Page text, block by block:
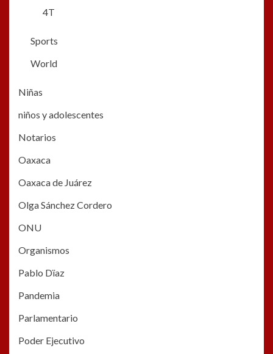
4T
Sports
World
Niñas
niños y adolescentes
Notarios
Oaxaca
Oaxaca de Juárez
Olga Sánchez Cordero
ONU
Organismos
Pablo Dïaz
Pandemia
Parlamentario
Poder Ejecutivo